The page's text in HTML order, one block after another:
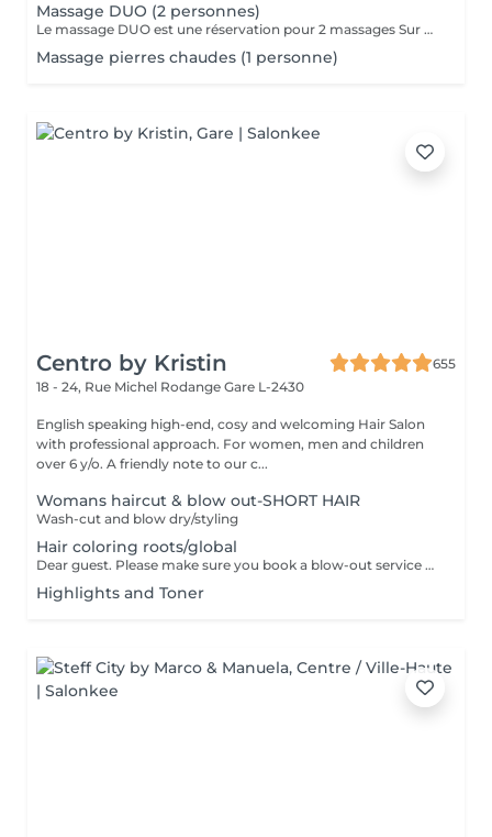
Massage DUO (2 personnes)
Le massage DUO est une réservation pour 2 massages Sur Mesure, en même temps dans la même cabine. Les 2 personnes pourront personnaliser leurs massages en fonction de leurs envies. Possibilité de demander 2 cabines séparées en arrivant sur place.
Massage pierres chaudes (1 personne)
Centro by Kristin
655
18 - 24, Rue Michel Rodange Gare L-2430
English speaking high-end, cosy and welcoming Hair Salon
with professional approach. For women, men and children
over 6 y/o. A friendly note to our c...
Womans haircut & blow out-SHORT HAIR
Wash-cut and blow dry/styling
Hair coloring roots/global
Dear guest. Please make sure you book a blow-out service after your color service, that is additional 30 minutes to the total service. Thank you for understanding. Team Centro
Highlights and Toner